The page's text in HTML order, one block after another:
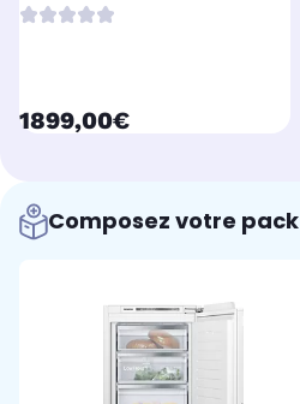
currentPrice
1899,00€
Composez votre pack